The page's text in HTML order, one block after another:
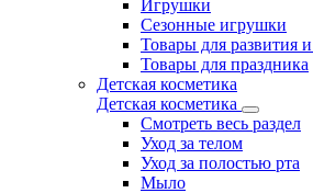
Игрушки
Сезонные игрушки
Товары для развития и
Товары для праздника
Детская косметика
Детская косметика
Смотреть весь раздел
Уход за телом
Уход за полостью рта
Мыло